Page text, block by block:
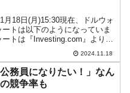
月18日(月)15:30現在、ドルウォ
ートは以下のようになっていま
ートは『Investing.com』より引
ヒゲが長くなりました。ウォン
戻しています(笑)。現在のところ
1,394ウォン...
2024.11.18
務員になりたい！」なん
競争率も